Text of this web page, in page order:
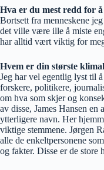
Hva er du mest redd for å
Bortsett fra menneskene
det ville være ille å miste
har alltid vært viktig for
Hvem er din største
Jeg har vel egentlig lyst til
forskere, politikere,
om hva som skjer og
av disse, James Hansen
ytterligere navn. Her
viktige stemmene. Jørgen
alle de enkeltpersonene
og fakter. Disse er de store